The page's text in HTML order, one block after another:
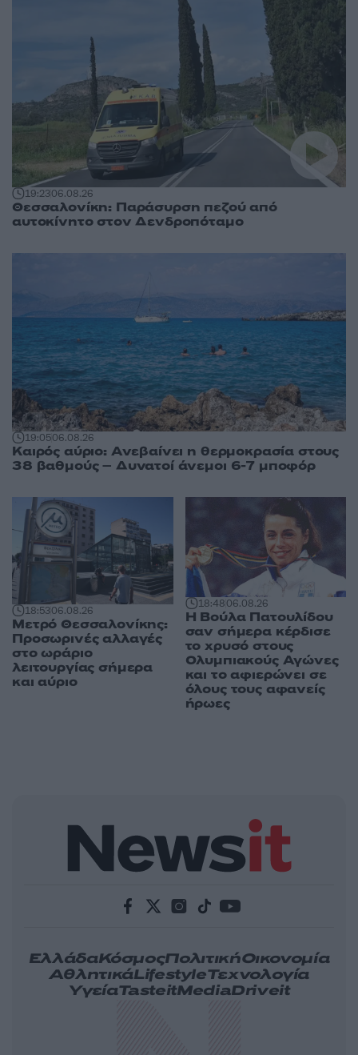
19:2306.08.26
Θεσσαλονίκη: Παράσυρση πεζού από
αυτοκίνητο στον Δενδροπόταμο
19:0506.08.26
Καιρός αύριο: Ανεβαίνει η θερμοκρασία στους
38 βαθμούς – Δυνατοί άνεμοι 6-7 μποφόρ
18:5306.08.26
Μετρό Θεσσαλονίκης:
Προσωρινές αλλαγές
στο ωράριο
λειτουργίας σήμερα
και αύριο
18:4806.08.26
Η Βούλα Πατουλίδου
σαν σήμερα κέρδισε
το χρυσό στους
Ολυμπιακούς Αγώνες
και το αφιερώνει σε
όλους τους αφανείς
ήρωες
ΕλλάδαΚόσμοςΠολιτικήΟικονομία
ΑθλητικάLifestyleΤεχνολογία
ΥγείαTasteitMediaDriveit